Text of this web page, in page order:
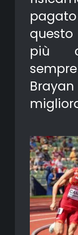
più